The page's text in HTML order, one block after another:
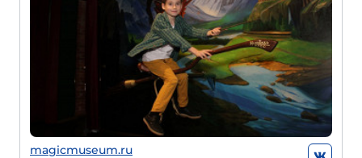
magicmuseum.ru